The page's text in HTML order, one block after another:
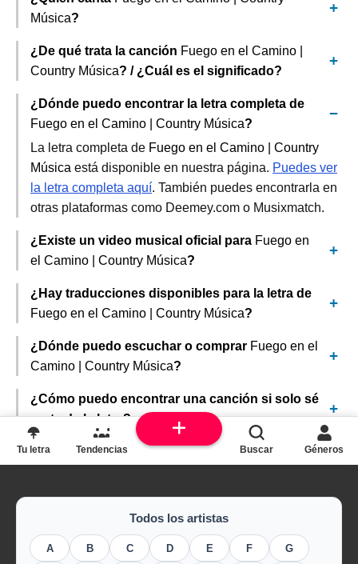
Música?
¿De qué trata la canción Fuego en el Camino |
Country Música? / ¿Cuál es el significado?
¿Dónde puedo encontrar la letra completa de
Fuego en el Camino | Country Música?
La letra completa de Fuego en el Camino | Country
Música está disponible en nuestra página. Puedes ver
la letra completa aquí. También puedes encontrarla en
otras plataformas como Deemey.com o Musixmatch.
¿Existe un video musical oficial para Fuego en
el Camino | Country Música?
¿Hay traducciones disponibles para la letra de
Fuego en el Camino | Country Música?
¿Dónde puedo escuchar o comprar Fuego en el
Camino | Country Música?
¿Cómo puedo encontrar una canción si solo sé
parte de la letra?
Todos los artistas
A B C D E F G
Tu letra Tendencias Buscar Géneros